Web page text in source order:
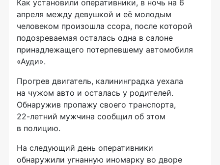
Как установили оперативники, в ночь на 6
апреля между девушкой и её молодым
человеком произошла ссора, после которой
подозреваемая осталась одна в салоне
принадлежащего потерпевшему автомобиля
«Ауди».
Прогрев двигатель, калининградка уехала
на чужом авто и осталась у родителей.
Обнаружив пропажу своего транспорта,
22-летний мужчина сообщил об этом
в полицию.
На следующий день оперативники
обнаружили угнанную иномарку во дворе